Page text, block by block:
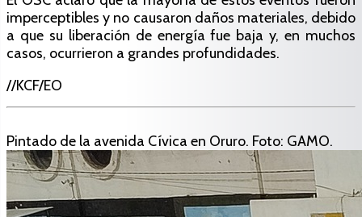
imperceptibles y no causaron daños materiales, debido
a que su liberación de energía fue baja y, en muchos
casos, ocurrieron a grandes profundidades.
//KCF/EO
Pintado de la avenida Cívica en Oruro. Foto: GAMO.